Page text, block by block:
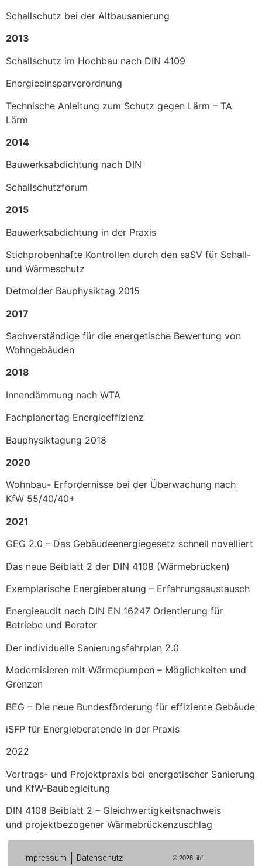
Schallschutz bei der Altbausanierung
2013
Schallschutz im Hochbau nach DIN 4109
Energieeinsparverordnung
Technische Anleitung zum Schutz gegen Lärm – TA
Lärm
2014
Bauwerksabdichtung nach DIN
Schallschutzforum
2015
Bauwerksabdichtung in der Praxis
Stichprobenhafte Kontrollen durch den saSV für Schall-
und Wärmeschutz
Detmolder Bauphysiktag 2015
2017
Sachverständige für die energetische Bewertung von
Wohngebäuden
2018
Innendämmung nach WTA
Fachplanertag Energieeffizienz
Bauphysiktagung 2018
2020
Wohnbau- Erfordernisse bei der Überwachung nach
KfW 55/40/40+
2021
GEG 2.0 – Das Gebäudeenergiegesetz schnell novelliert
Das neue Beiblatt 2 der DIN 4108 (Wärmebrücken)
Exemplarische Energieberatung – Erfahrungsaustausch
Energieaudit nach DIN EN 16247 Orientierung für
Betriebe und Berater
Der individuelle Sanierungsfahrplan 2.0
Modernisieren mit Wärmepumpen – Möglichkeiten und
Grenzen
BEG – Die neue Bundesförderung für effiziente Gebäude
iSFP für Energieberatende in der Praxis
2022
Vertrags- und Projektpraxis bei energetischer Sanierung
und KfW-Baubegleitung
DIN 4108 Beiblatt 2 – Gleichwertigkeitsnachweis
und projektbezogener Wärmebrückenzuschlag
Impressum Datenschutz © 2026, ibf